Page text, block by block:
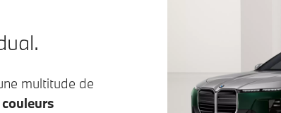
.
multitude de